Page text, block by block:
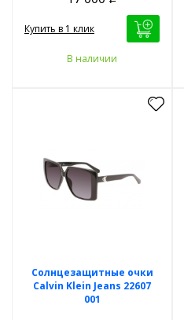
Купить в 1 клик
В наличии
Солнцезащитные очки
Calvin Klein Jeans 22607
001